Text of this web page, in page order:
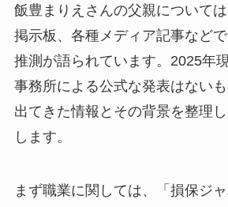
飯豊まりえさんの父親について
掲示板、各種メディア記事など
推測が語られています。2025年
事務所による公式な発表はない
出てきた情報とその背景を整理
します。
まず職業に関しては、「損保ジ